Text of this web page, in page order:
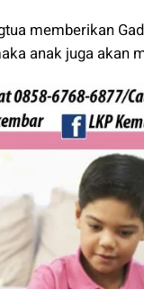
memberikan
anak juga akan